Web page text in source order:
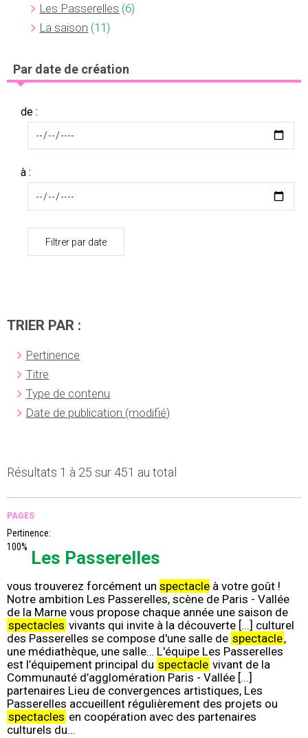
Les Passerelles (6)
La saison (11)
Par date de création
de :
à :
Filtrer par date
TRIER PAR :
Pertinence
Titre
Type de contenu
Date de publication (modifié)
Résultats 1 à 25 sur 451 au total
PAGES
Pertinence:
100%
Les Passerelles
vous trouverez forcément un spectacle à votre goût !
Notre ambition Les Passerelles, scène de Paris - Vallée
de la Marne vous propose chaque année une saison de
spectacles vivants qui invite à la découverte [...] culturel
des Passerelles se compose d'une salle de spectacle,
une médiathèque, une salle… L'équipe Les Passerelles
est l’équipement principal du spectacle vivant de la
Communauté d’agglomération Paris - Vallée [...]
partenaires Lieu de convergences artistiques, Les
Passerelles accueillent régulièrement des projets ou
spectacles en coopération avec des partenaires
culturels du…